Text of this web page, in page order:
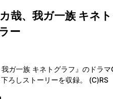
哉、我ガ一族 キネ
ー
ガ一族 キネトグラフ』のドラ
ろしストーリーを収録。 (C)RS